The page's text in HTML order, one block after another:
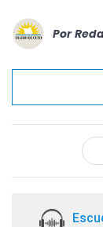
Por